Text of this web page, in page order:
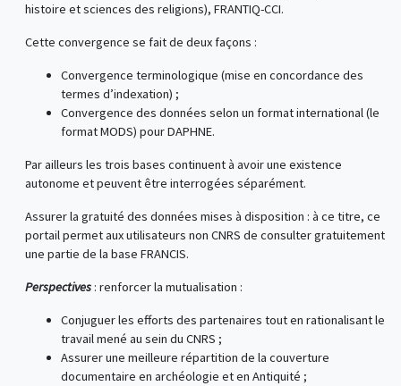
histoire et sciences des religions), FRANTIQ-CCI.
Cette convergence se fait de deux façons :
Convergence terminologique (mise en concordance des
termes d’indexation) ;
Convergence des données selon un format international (le
format MODS) pour DAPHNE.
Par ailleurs les trois bases continuent à avoir une existence
autonome et peuvent être interrogées séparément.
Assurer la gratuité des données mises à disposition : à ce titre, ce
portail permet aux utilisateurs non CNRS de consulter gratuitement
une partie de la base FRANCIS.
Perspectives: renforcer la mutualisation :
Conjuguer les efforts des partenaires tout en rationalisant le
travail mené au sein du CNRS ;
Assurer une meilleure répartition de la couverture
documentaire en archéologie et en Antiquité ;